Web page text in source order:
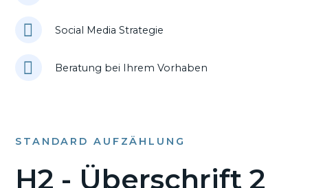
Social Media Strategie
Beratung bei Ihrem Vorhaben
STANDARD AUFZÄHLUNG
H2 - Überschrift 2